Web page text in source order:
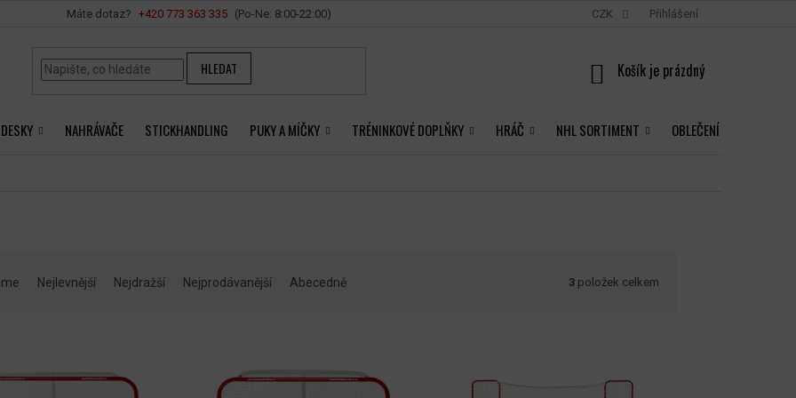
+420 ‭773 363 335
Vše o nákupu CZK Přihlášení
HLEDAT
NÁKUPNÍ
NAHRÁVAČE STICKHANDLING PUKY A MÍČKY TRÉNINKOVÉ DOPLŇKY HRÁČ NHL SORTIMENT OBLEČENÍ
Nejlevnější Nejdražší Nejprodávanější Abecedně 3 položek celkem